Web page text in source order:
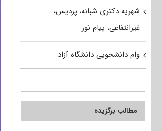
شهریه دکتری شبانه، پردیس،
غیرانتفاعی، پیام نور
وام دانشجویی دانشگاه آزاد
مطالب برگزیده